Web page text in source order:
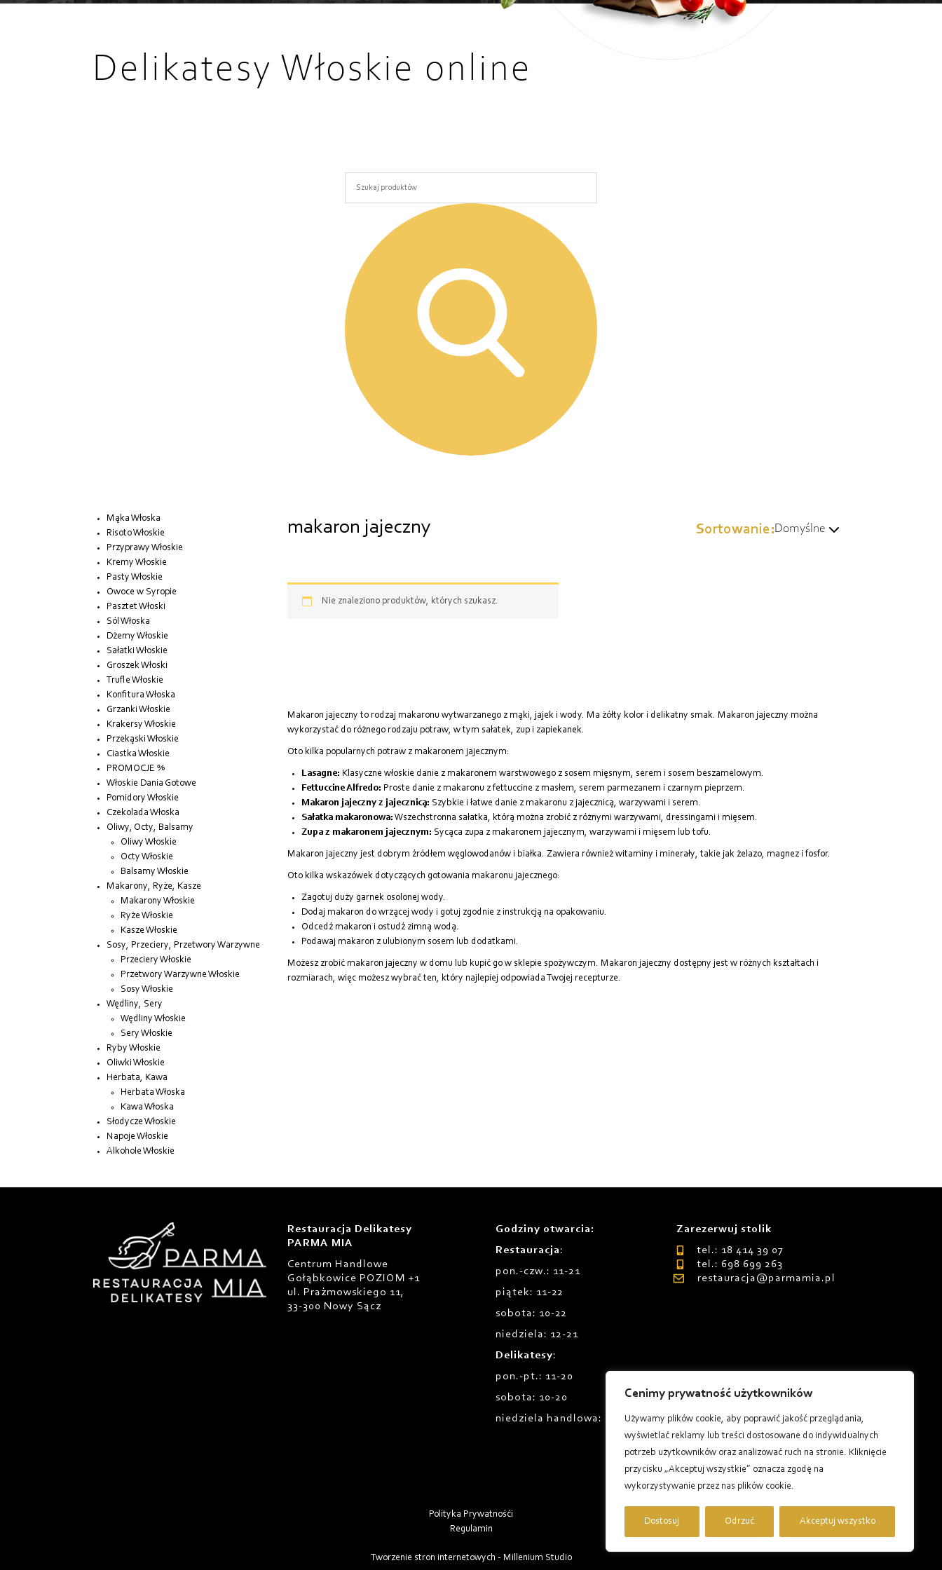
Cenimy prywatność użytkowników
Używamy plików cookie, aby poprawić jakość przeglądania,
wyświetlać reklamy lub treści dostosowane do indywidualnych
potrzeb użytkowników oraz analizować ruch na stronie. Kliknięcie
przycisku „Akceptuj wszystkie” oznacza zgodę na
wykorzystywanie przez nas plików cookie.
Dostosuj Odrzuć Akceptuj wszystko
Delikatesy Włoskie online
Mąka Włoska
Risoto Włoskie
Przyprawy Włoskie
Kremy Włoskie
Pasty Włoskie
Owoce w Syropie
Pasztet Włoski
Sól Włoska
Dżemy Włoskie
Sałatki Włoskie
Groszek Włoski
Trufle Włoskie
Konfitura Włoska
Grzanki Włoskie
Krakersy Włoskie
Przekąski Włoskie
Ciastka Włoskie
PROMOCJE %
Włoskie Dania Gotowe
Pomidory Włoskie
Czekolada Włoska
Oliwy, Octy, Balsamy
Oliwy Włoskie
Octy Włoskie
Balsamy Włoskie
Makarony, Ryże, Kasze
Makarony Włoskie
Ryże Włoskie
Kasze Włoskie
Sosy, Przeciery, Przetwory Warzywne
Przeciery Włoskie
Przetwory Warzywne Włoskie
Sosy Włoskie
Wędliny, Sery
Wędliny Włoskie
Sery Włoskie
Ryby Włoskie
Oliwki Włoskie
Herbata, Kawa
Herbata Włoska
Kawa Włoska
Słodycze Włoskie
Napoje Włoskie
Alkohole Włoskie
makaron jajeczny Sortowanie:Domyślne
Nie znaleziono produktów, których szukasz.
Makaron jajeczny to rodzaj makaronu wytwarzanego z mąki, jajek i wody. Ma żółty kolor i delikatny smak. Makaron jajeczny można
wykorzystać do różnego rodzaju potraw, w tym sałatek, zup i zapiekanek.
Oto kilka popularnych potraw z makaronem jajecznym:
Lasagne: Klasyczne włoskie danie z makaronem warstwowego z sosem mięsnym, serem i sosem beszamelowym.
Fettuccine Alfredo: Proste danie z makaronu z fettuccine z masłem, serem parmezanem i czarnym pieprzem.
Makaron jajeczny z jajecznicą: Szybkie i łatwe danie z makaronu z jajecznicą, warzywami i serem.
Sałatka makaronowa: Wszechstronna sałatka, którą można zrobić z różnymi warzywami, dressingami i mięsem.
Zupa z makaronem jajecznym: Sycąca zupa z makaronem jajecznym, warzywami i mięsem lub tofu.
Makaron jajeczny jest dobrym źródłem węglowodanów i białka. Zawiera również witaminy i minerały, takie jak żelazo, magnez i fosfor.
Oto kilka wskazówek dotyczących gotowania makaronu jajecznego:
Zagotuj duży garnek osolonej wody.
Dodaj makaron do wrzącej wody i gotuj zgodnie z instrukcją na opakowaniu.
Odcedź makaron i ostudź zimną wodą.
Podawaj makaron z ulubionym sosem lub dodatkami.
Możesz zrobić makaron jajeczny w domu lub kupić go w sklepie spożywczym. Makaron jajeczny dostępny jest w różnych kształtach i
rozmiarach, więc możesz wybrać ten, który najlepiej odpowiada Twojej recepturze.
Restauracja Delikatesy
PARMA MIA
Centrum Handlowe
Gołąbkowice POZIOM +1
ul. Prażmowskiego 11,
33-300 Nowy Sącz
Godziny otwarcia:
Restauracja:
pon.-czw.: 11-21
piątek: 11-22
sobota: 10-22
niedziela: 12-21
Delikatesy:
pon.-pt.: 11-20
sobota: 10-20
niedziela handlowa: 12-18
Zarezerwuj stolik
tel.: 18 414 39 07
tel.: 698 699 263
restauracja@parmamia.pl
Polityka Prywatnośći
Regulamin
Tworzenie stron internetowych - Millenium Studio